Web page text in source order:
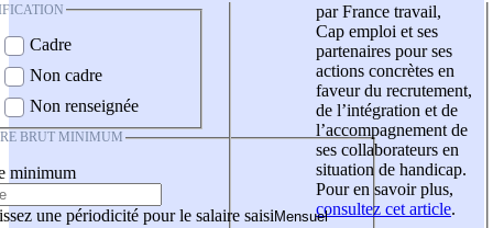
Cadre
Non cadre
Non renseignée
BRUT MINIMUM
minimum
une périodicité pour le salaire saisi
par France travail,
Cap emploi et ses
partenaires pour ses
actions concrètes en
faveur du recrutement,
de l’intégration et de
l’accompagnement de
ses collaborateurs en
situation de handicap.
Pour en savoir plus,
consultez cet article.